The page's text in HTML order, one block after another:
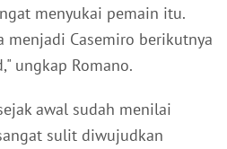
menyukai pemain itu.
menjadi Casemiro berikutnya
ungkap Romano.
awal sudah menilai
sulit diwujudkan